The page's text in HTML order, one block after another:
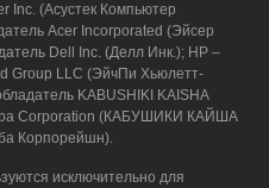
Inc. (Асустек Компьютер
Acer Incorporated (Эйсер
Dell Inc. (Делл Инк.); HP –
Group LLC (ЭйчПи Хьюлетт-
KABUSHIKI KAISHA
Corporation (КАБУШИКИ КАЙША
Корпорейшн).
исключительно для